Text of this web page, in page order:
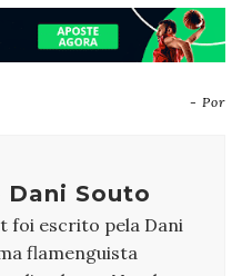
- Por
Dani Souto
foi escrito pela Dani
flamenguista